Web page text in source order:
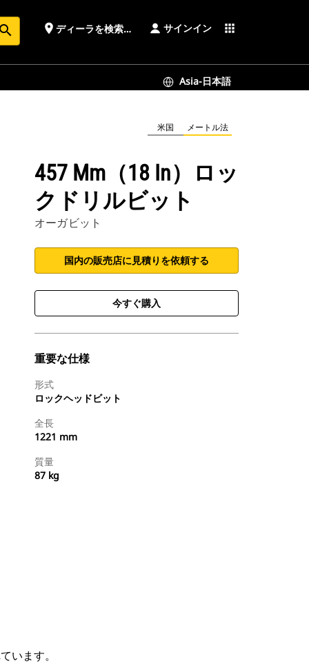
place ディーラを検索する サインイン apps
Asia-日本語
米国 メートル法
457 Mm（18 In）ロッ
クドリルビット
オーガビット
国内の販売店に見積りを依頼する
今すぐ購入
重要な仕様
形式
ロックヘッドビット
全長
1221 mm
質量
87 kg
います。